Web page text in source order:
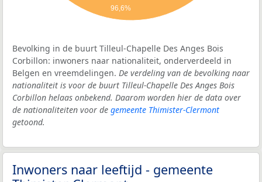
96,6%
Bevolking in de buurt Tilleul-Chapelle Des Anges Bois
Corbillon: inwoners naar nationaliteit, onderverdeeld in
Belgen en vreemdelingen. De verdeling van de bevolking naar
nationaliteit is voor de buurt Tilleul-Chapelle Des Anges Bois
Corbillon helaas onbekend. Daarom worden hier de data over
de nationaliteiten voor de gemeente Thimister-Clermont
getoond.
Inwoners naar leeftijd - gemeente